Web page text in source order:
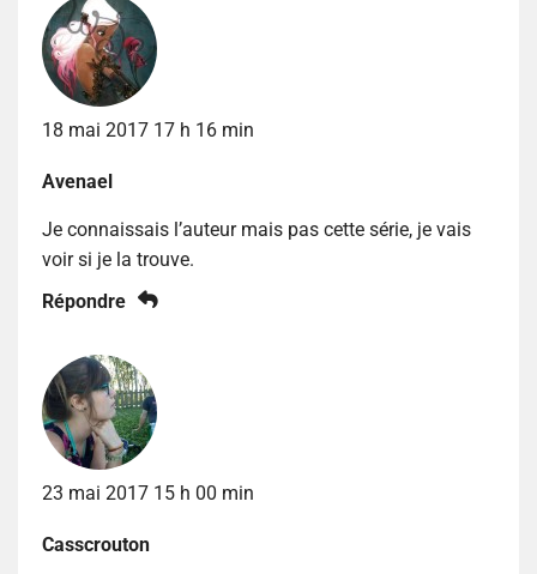
18 mai 2017 17 h 16 min
Avenael
Je connaissais l’auteur mais pas cette série, je vais
voir si je la trouve.
Répondre
23 mai 2017 15 h 00 min
Casscrouton